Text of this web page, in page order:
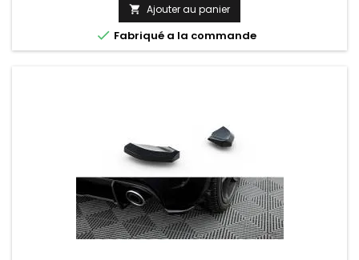
 Ajouter au panier
 Fabriqué a la commande